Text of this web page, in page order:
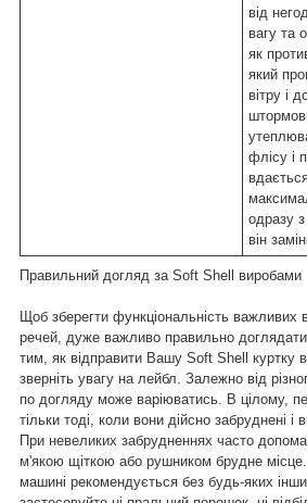
від
вагу та
як
який
вітру і
флісу і
одразу
він
Правильний догляд за Soft Shell виробами
Щоб зберегти функціональність важливих
речей, дуже важливо правильно
тим, як відправити Вашу Soft Shell куртку
зверніть увагу на лейбл. Залежно від
по догляду може варіюватись. В цілому,
тільки тоді, коли вони дійсно забруднені
При невеликих забрудненнях часто
м'якою щіткою або рушником брудне
машині рекомендується без будь-яких